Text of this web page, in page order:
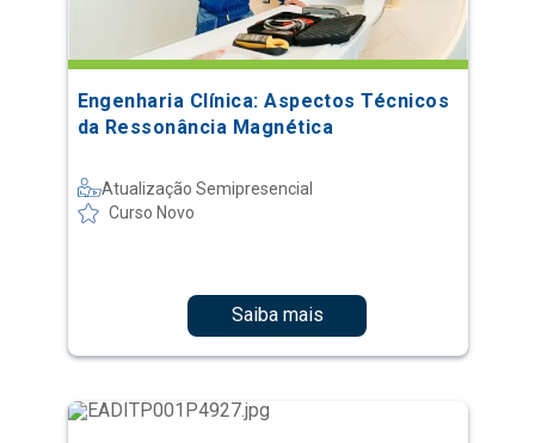
Engenharia Clínica: Aspectos Técnicos
da Ressonância Magnética
Atualização Semipresencial
Curso Novo
Saiba mais